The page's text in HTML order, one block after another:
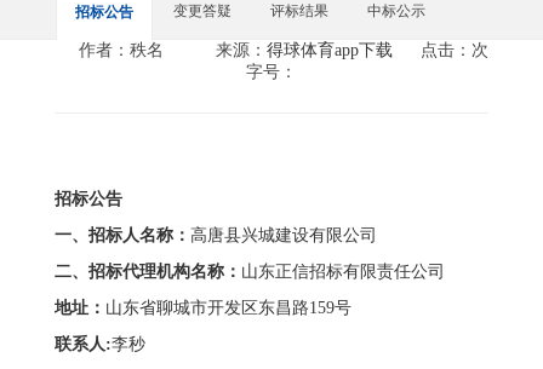
招标公告 变更答疑 评标结果 中标公示
作者：秩名 来源： 得球体育app下载
点击：次
字号：
招标公告
一、招标人名称： 高唐县兴城建设有限公司
二、招标代理机构名称： 山东正信招标有限责任公司
地址： 山东省聊城市开发区东昌路159号
联系人 :李秒